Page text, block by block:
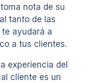
nota de su
tanto de las
ayudará a
a tus clientes.
experiencia del
cliente es un